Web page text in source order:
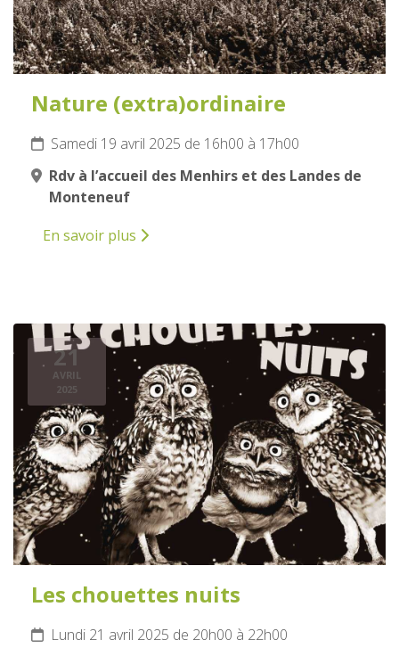
Nature (extra)ordinaire
Samedi 19 avril 2025 de 16h00 à 17h00
Rdv à l’accueil des Menhirs et des Landes de
Monteneuf
En savoir plus
21
AVRIL
2025
Les chouettes nuits
Lundi 21 avril 2025 de 20h00 à 22h00